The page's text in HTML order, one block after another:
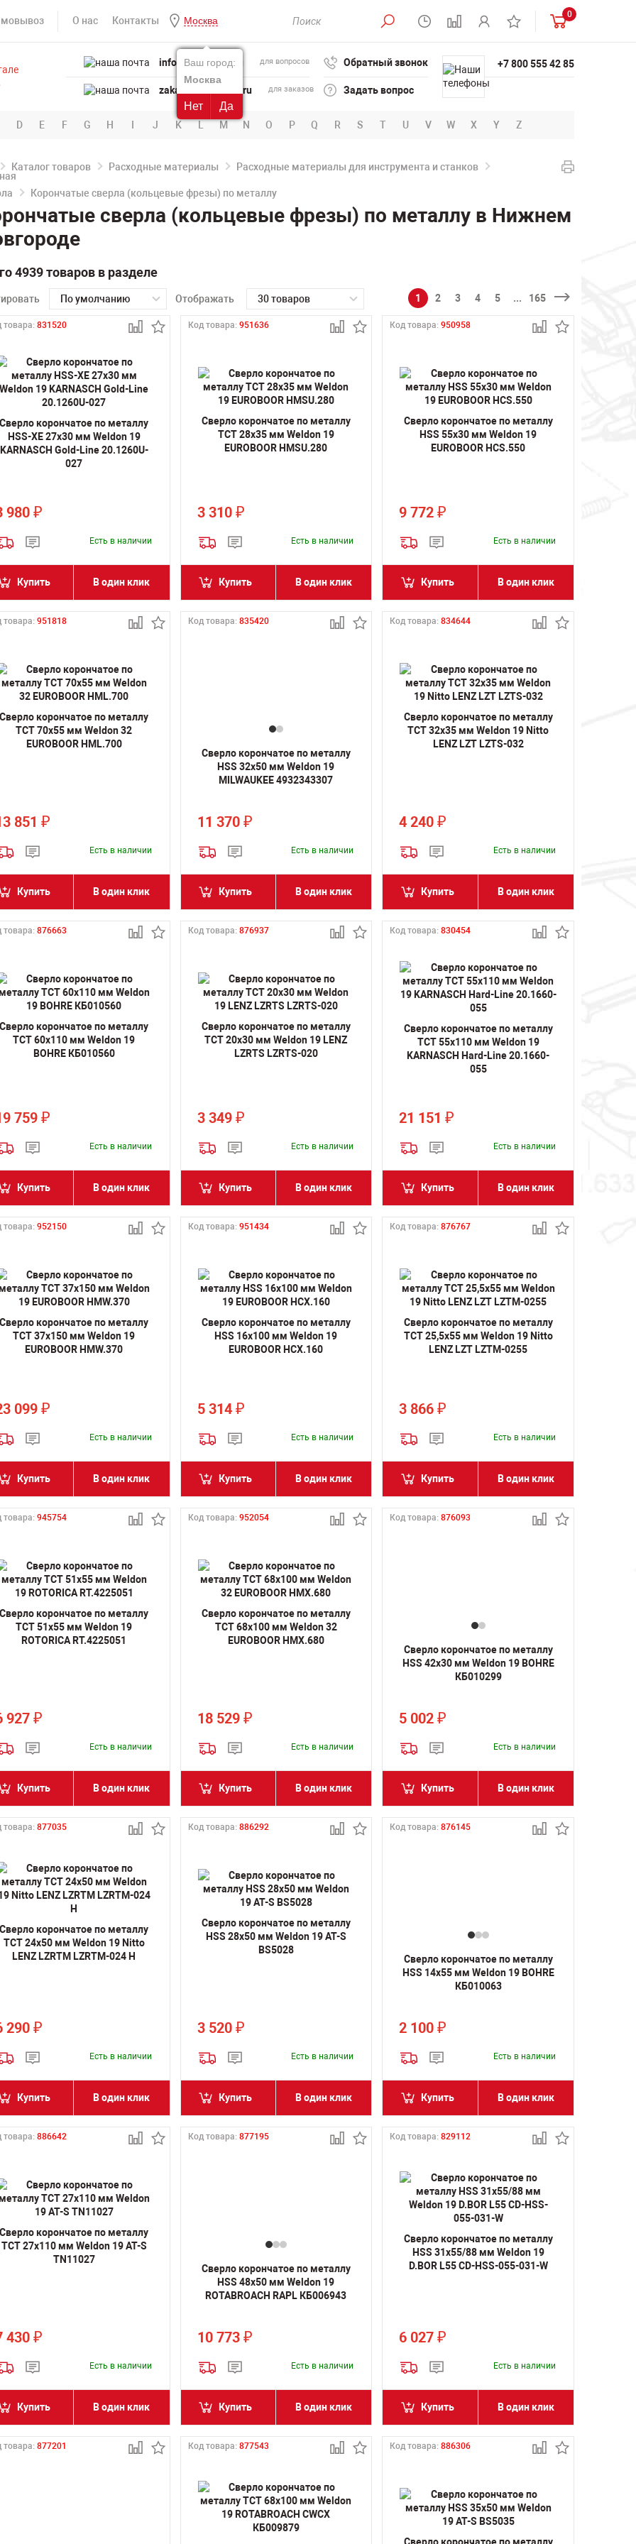
О нас Контакты Москва
Ваш город:
Москва
Нет Да
0
info@powertool.ru для вопросов
zakaz@powertool.ru для заказов
Обратный звонок
Задать вопрос
+7 800 555 42 85
D E F G H I J K L M N O P Q R S T U V W X Y Z
Каталог товаров Расходные материалы Расходные материалы для инструмента и станков
Корончатые сверла (кольцевые фрезы) по металлу
сверла (кольцевые фрезы) по металлу в Нижнем
4939 товаров в разделе
По умолчанию Отображать 30 товаров 1 2 3 4 5 ... 165
товара: 831520
Сверло корончатое по металлу
HSS-XE 27х30 мм Weldon 19
KARNASCH Gold-Line 20.1260U-
027
980 ₽
Есть в наличии
Купить В один клик
Код товара: 951636
Сверло корончатое по металлу
TCT 28х35 мм Weldon 19
EUROBOOR HMSU.280
3 310 ₽
Есть в наличии
Купить В один клик
Код товара:950958
Сверло корончатое по металлу
HSS 55х30 мм Weldon 19
EUROBOOR HCS.550
9 772₽
Есть в наличии
Купить В один клик
товара: 951818
Сверло корончатое по металлу
TCT 70х55 мм Weldon 32
EUROBOOR HML.700
851 ₽
Есть в наличии
Купить В один клик
Код товара: 835420
Сверло корончатое по металлу
HSS 32х50 мм Weldon 19
MILWAUKEE 4932343307
11 370 ₽
Есть в наличии
Купить В один клик
Код товара:834644
Сверло корончатое по металлу
TCT 32х35 мм Weldon 19 Nitto
LENZ LZT LZTS-032
4 240₽
Есть в наличии
Купить В один клик
товара: 876663
Сверло корончатое по металлу
TCT 60х110 мм Weldon 19
BOHRE КБ010560
759 ₽
Есть в наличии
Купить В один клик
Код товара: 876937
Сверло корончатое по металлу
TCT 20х30 мм Weldon 19 LENZ
LZRTS LZRTS-020
3 349 ₽
Есть в наличии
Купить В один клик
Код товара:830454
Сверло корончатое по металлу
TCT 55х110 мм Weldon 19
KARNASCH Hard-Line 20.1660-
055
21 151₽
Есть в наличии
Купить В один клик
товара: 952150
Сверло корончатое по металлу
TCT 37х150 мм Weldon 19
EUROBOOR HMW.370
099 ₽
Есть в наличии
Купить В один клик
Код товара: 951434
Сверло корончатое по металлу
HSS 16х100 мм Weldon 19
EUROBOOR HCX.160
5 314 ₽
Есть в наличии
Купить В один клик
Код товара:876767
Сверло корончатое по металлу
TCT 25,5х55 мм Weldon 19 Nitto
LENZ LZT LZTM-0255
3 866₽
Есть в наличии
Купить В один клик
товара: 945754
Сверло корончатое по металлу
TCT 51х55 мм Weldon 19
ROTORICA RT.4225051
927 ₽
Есть в наличии
Купить В один клик
Код товара: 952054
Сверло корончатое по металлу
TCT 68х100 мм Weldon 32
EUROBOOR HMX.680
18 529 ₽
Есть в наличии
Купить В один клик
Код товара:876093
Сверло корончатое по металлу
HSS 42х30 мм Weldon 19 BOHRE
КБ010299
5 002₽
Есть в наличии
Купить В один клик
товара: 877035
Сверло корончатое по металлу
TCT 24х50 мм Weldon 19 Nitto
LENZ LZRTM LZRTM-024 H
290 ₽
Есть в наличии
Купить В один клик
Код товара: 886292
Сверло корончатое по металлу
HSS 28х50 мм Weldon 19 AT-S
BS5028
3 520 ₽
Есть в наличии
Купить В один клик
Код товара:876145
Сверло корончатое по металлу
HSS 14х55 мм Weldon 19 BOHRE
КБ010063
2 100₽
Есть в наличии
Купить В один клик
товара: 886642
Сверло корончатое по металлу
TCT 27х110 мм Weldon 19 AT-S
TN11027
430 ₽
Есть в наличии
Купить В один клик
Код товара: 877195
Сверло корончатое по металлу
HSS 48х50 мм Weldon 19
ROTABROACH RAPL КБ006943
10 773 ₽
Есть в наличии
Купить В один клик
Код товара:829112
Сверло корончатое по металлу
HSS 31х55/88 мм Weldon 19
D.BOR L55 CD-HSS-055-031-W
6 027₽
Есть в наличии
Купить В один клик
товара: 877201 Код товара: 877543 Код товара:886306
Сверло корончатое по металлу